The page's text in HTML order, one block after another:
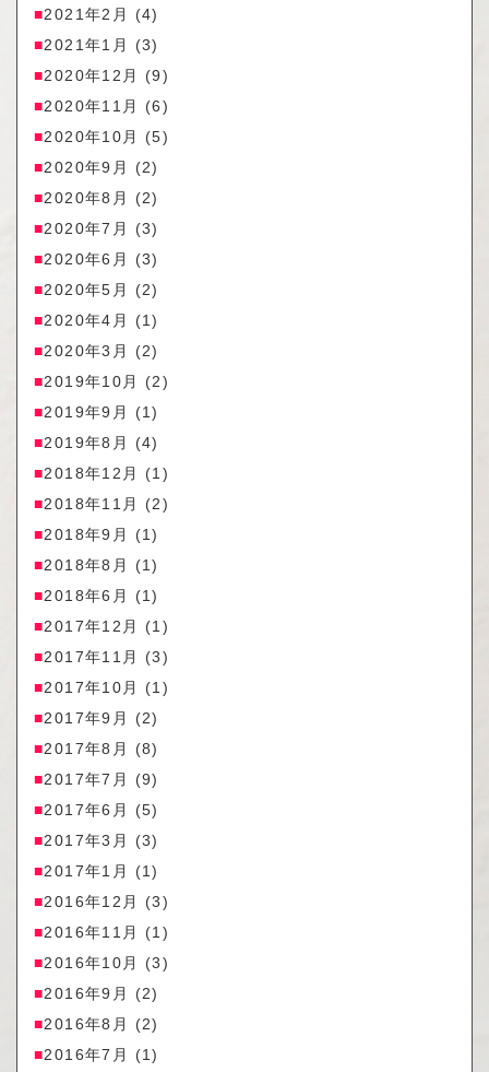
2021年2月
(4)
2021年1月
(3)
2020年12月
(9)
2020年11月
(6)
2020年10月
(5)
2020年9月
(2)
2020年8月
(2)
2020年7月
(3)
2020年6月
(3)
2020年5月
(2)
2020年4月
(1)
2020年3月
(2)
2019年10月
(2)
2019年9月
(1)
2019年8月
(4)
2018年12月
(1)
2018年11月
(2)
2018年9月
(1)
2018年8月
(1)
2018年6月
(1)
2017年12月
(1)
2017年11月
(3)
2017年10月
(1)
2017年9月
(2)
2017年8月
(8)
2017年7月
(9)
2017年6月
(5)
2017年3月
(3)
2017年1月
(1)
2016年12月
(3)
2016年11月
(1)
2016年10月
(3)
2016年9月
(2)
2016年8月
(2)
2016年7月
(1)